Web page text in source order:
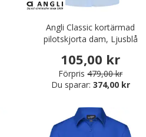
Angli Classic kortärmad
pilotskjorta dam, Ljusblå
105,00 kr
Förpris 479,00 kr
Du sparar: 374,00 kr